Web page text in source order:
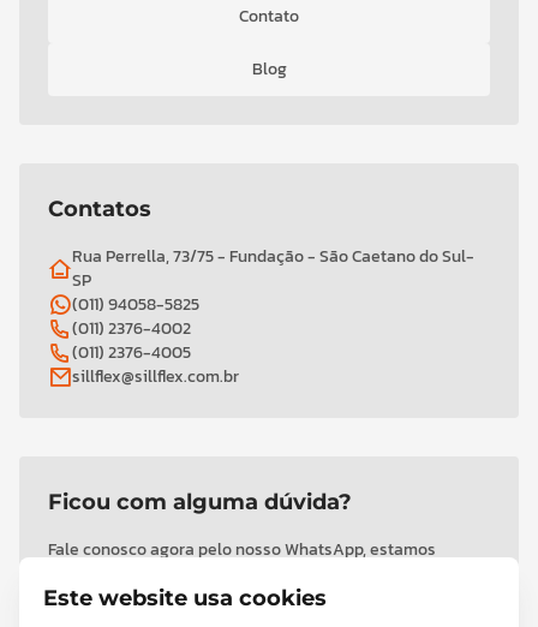
Este website usa cookies
Contato
Blog
Contatos
Rua Perrella, 73/75 - Fundação - São Caetano do Sul-
SP
(011) 94058-5825
(011) 2376-4002
(011) 2376-4005
sillflex@sillflex.com.br
Ficou com alguma dúvida?
Fale conosco agora pelo nosso WhatsApp, estamos